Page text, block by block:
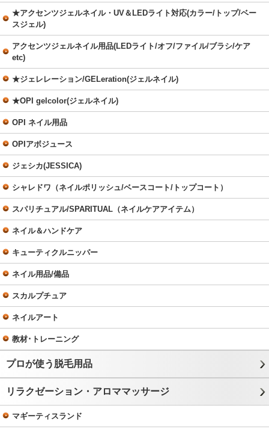
★アクセンツジェルネイル・UV＆LEDライト対応(カラー/トップ/ベー
スジェル)
アクセンツジェルネイル用品(LEDライト/オフ/ファイル/ブラシ/ケア
etc)
★ジェレレーション/GELeration(ジェルネイル)
★OPI gelcolor(ジェルネイル)
OPI ネイル用品
OPIアボジュース
ジェシカ(JESSICA)
シャレドワ（ネイルポリッシュ/ベースコート/トップコート）
スパリチュアル/SPARITUAL（ネイルケアアイテム）
ネイル＆ハンドケア
キューティクルニッパー
ネイル用品/備品
スカルプチュア
ネイルアート
教材･トレーニング
プロが使う脱毛用品
リラクゼーション・アロママッサージ
マギーティスランド